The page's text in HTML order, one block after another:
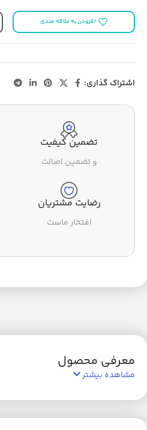
افزودن به علاقه مندی
اشتراک گذاری:
تضمین کیفیت
و تضمین اصالت
رضایت مشتریان
افتخار ماست
معرفی محصول
مشاهده بیشتر